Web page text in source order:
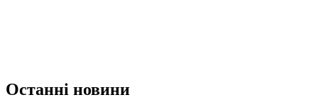
Останні новини